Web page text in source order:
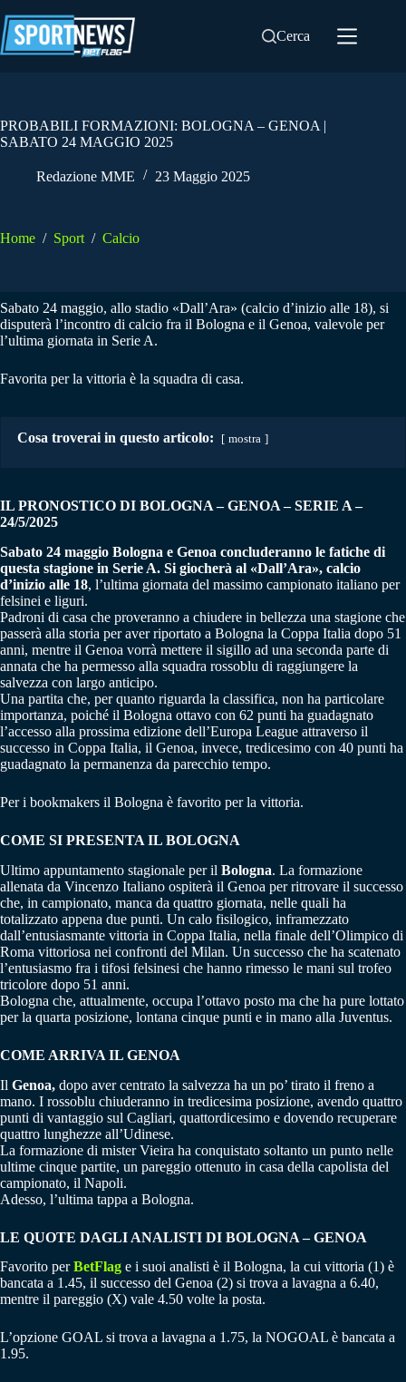
al
contenuto
Cerca
PROBABILI FORMAZIONI: BOLOGNA – GENOA |
SABATO 24 MAGGIO 2025
Redazione MME 23 Maggio 2025
Home / Sport / Calcio
Sabato 24 maggio, allo stadio «Dall’Ara» (calcio d’inizio alle 18), si
disputerà l’incontro di calcio fra il Bologna e il Genoa, valevole per
l’ultima giornata in Serie A.
Favorita per la vittoria è la squadra di casa.
Cosa troverai in questo articolo: mostra
IL PRONOSTICO DI BOLOGNA – GENOA– SERIE A–
24/5/2025
Sabato 24 maggio Bologna e Genoa concluderanno le fatiche di
questa stagione in Serie A. Si giocherà al «Dall’Ara», calcio
d’inizio alle 18, l’ultima giornata del massimo campionato italiano per
felsinei e liguri.
Padroni di casa che proveranno a chiudere in bellezza una stagione che
passerà alla storia per aver riportato a Bologna la Coppa Italia dopo 51
anni, mentre il Genoa vorrà mettere il sigillo ad una seconda parte di
annata che ha permesso alla squadra rossoblu di raggiungere la
salvezza con largo anticipo.
Una partita che, per quanto riguarda la classifica, non ha particolare
importanza, poiché il Bologna ottavo con 62 punti ha guadagnato
l’accesso alla prossima edizione dell’Europa League attraverso il
successo in Coppa Italia, il Genoa, invece, tredicesimo con 40 punti ha
guadagnato la permanenza da parecchio tempo.
Per i bookmakers il Bologna è favorito per la vittoria.
COME SI PRESENTA IL BOLOGNA
Ultimo appuntamento stagionale per il Bologna. La formazione
allenata da Vincenzo Italiano ospiterà il Genoa per ritrovare il successo
che, in campionato, manca da quattro giornata, nelle quali ha
totalizzato appena due punti. Un calo fisilogico, inframezzato
dall’entusiasmante vittoria in Coppa Italia, nella finale dell’Olimpico di
Roma vittoriosa nei confronti del Milan. Un successo che ha scatenato
l’entusiasmo fra i tifosi felsinesi che hanno rimesso le mani sul trofeo
tricolore dopo 51 anni.
Bologna che, attualmente, occupa l’ottavo posto ma che ha pure lottato
per la quarta posizione, lontana cinque punti e in mano alla Juventus.
COME ARRIVA IL GENOA
Il Genoa, dopo aver centrato la salvezza ha un po’ tirato il freno a
mano. I rossoblu chiuderanno in tredicesima posizione, avendo quattro
punti di vantaggio sul Cagliari, quattordicesimo e dovendo recuperare
quattro lunghezze all’Udinese.
La formazione di mister Vieira ha conquistato soltanto un punto nelle
ultime cinque partite, un pareggio ottenuto in casa della capolista del
campionato, il Napoli.
Adesso, l’ultima tappa a Bologna.
LE QUOTE DAGLI ANALISTI DI BOLOGNA – GENOA
Favorito perBetFlag e i suoi analisti è il Bologna, la cui vittoria (1) è
bancata a 1.45, il successo del Genoa (2) si trova a lavagna a 6.40,
mentre il pareggio (X) vale 4.50 volte la posta.
L’opzione GOAL si trova a lavagna a 1.75, la NOGOAL è bancata a
1.95.